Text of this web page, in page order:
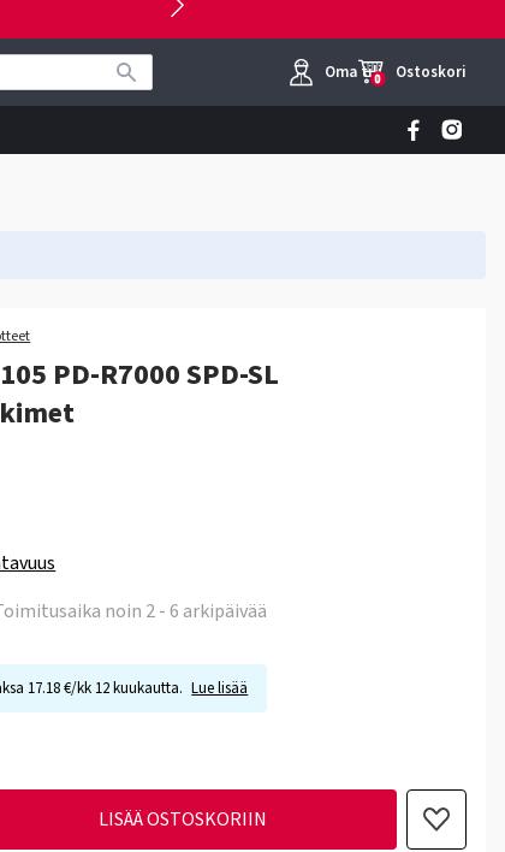
Oma tili
0 Ostoskori
PD-R7000 SPD-SL
noin 2 - 6 arkipäivää
17.18 €/kk 12 kuukautta. Lue lisää
LISÄÄ OSTOSKORIIN